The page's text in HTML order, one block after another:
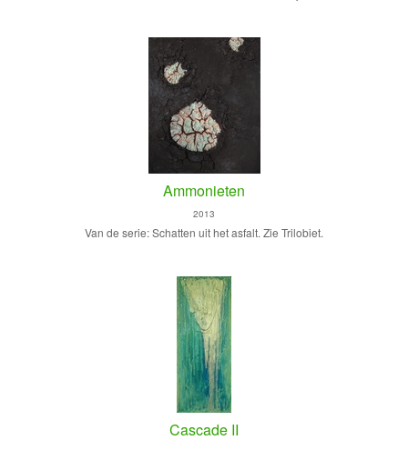
Ammonieten
2013
Van de serie: Schatten uit het asfalt. Zie Trilobiet.
Cascade II